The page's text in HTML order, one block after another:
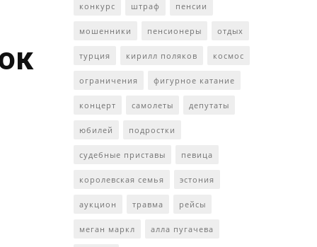
конкурс штраф пенсии
мошенники пенсионеры отдых
турция кирилл поляков космос
ограничения фигурное катание
концерт самолеты депутаты
юбилей подростки
судебные приставы певица
королевская семья эстония
аукцион травма рейсы
меган маркл алла пугачева